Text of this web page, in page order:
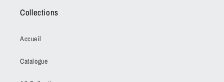
Collections
Accueil
Catalogue